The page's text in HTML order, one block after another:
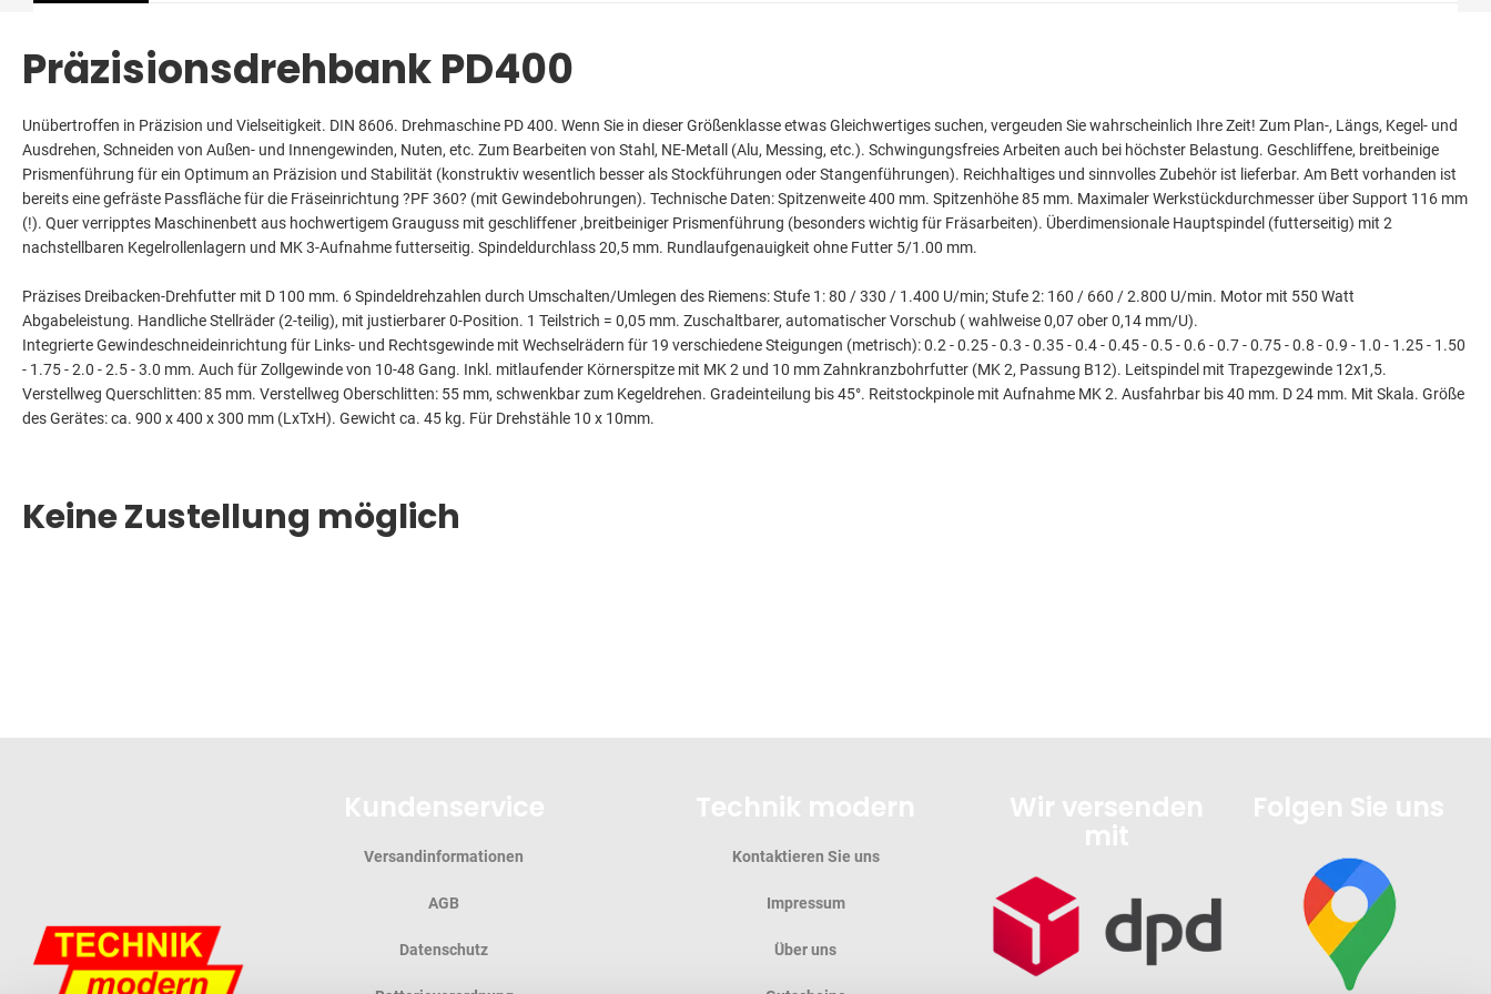
Zurück
Präzisionsdrehbank PD400
Unübertroffen in Präzision und Vielseitigkeit. DIN 8606. Drehmaschine PD 400. Wenn Sie in dieser Größenklasse etwas Gleichwertiges suchen, vergeuden Sie wahrscheinlich Ihre Zeit! Zum Plan-, Längs, Kegel- und
Ausdrehen, Schneiden von Außen- und Innengewinden, Nuten, etc. Zum Bearbeiten von Stahl, NE-Metall (Alu, Messing, etc.). Schwingungsfreies Arbeiten auch bei höchster Belastung. Geschliffene, breitbeinige
Prismenführung für ein Optimum an Präzision und Stabilität (konstruktiv wesentlich besser als Stockführungen oder Stangenführungen). Reichhaltiges und sinnvolles Zubehör ist lieferbar. Am Bett vorhanden ist
bereits eine gefräste Passfläche für die Fräseinrichtung ?PF 360? (mit Gewindebohrungen). Technische Daten: Spitzenweite 400 mm. Spitzenhöhe 85 mm. Maximaler Werkstückdurchmesser über Support 116 mm
(!). Quer verripptes Maschinenbett aus hochwertigem Grauguss mit geschliffener ,breitbeiniger Prismenführung (besonders wichtig für Fräsarbeiten). Überdimensionale Hauptspindel (futterseitig) mit 2
nachstellbaren Kegelrollenlagern und MK 3-Aufnahme futterseitig. Spindeldurchlass 20,5 mm. Rundlaufgenauigkeit ohne Futter 5/1.00 mm.
Präzises Dreibacken-Drehfutter mit D 100 mm. 6 Spindeldrehzahlen durch Umschalten/Umlegen des Riemens: Stufe 1: 80 / 330 / 1.400 U/min; Stufe 2: 160 / 660 / 2.800 U/min. Motor mit 550 Watt
Abgabeleistung. Handliche Stellräder (2-teilig), mit justierbarer 0-Position. 1 Teilstrich = 0,05 mm. Zuschaltbarer, automatischer Vorschub ( wahlweise 0,07 ober 0,14 mm/U).
Integrierte Gewindeschneideinrichtung für Links- und Rechtsgewinde mit Wechselrädern für 19 verschiedene Steigungen (metrisch): 0.2 - 0.25 - 0.3 - 0.35 - 0.4 - 0.45 - 0.5 - 0.6 - 0.7 - 0.75 - 0.8 - 0.9 - 1.0 - 1.25 - 1.50
- 1.75 - 2.0 - 2.5 - 3.0 mm. Auch für Zollgewinde von 10-48 Gang. Inkl. mitlaufender Körnerspitze mit MK 2 und 10 mm Zahnkranzbohrfutter (MK 2, Passung B12). Leitspindel mit Trapezgewinde 12x1,5.
Verstellweg Querschlitten: 85 mm. Verstellweg Oberschlitten: 55 mm, schwenkbar zum Kegeldrehen. Gradeinteilung bis 45°. Reitstockpinole mit Aufnahme MK 2. Ausfahrbar bis 40 mm. D 24 mm. Mit Skala. Größe
des Gerätes: ca. 900 x 400 x 300 mm (LxTxH). Gewicht ca. 45 kg. Für Drehstähle 10 x 10mm.
Keine Zustellung möglich
Versandinformationen
AGB
Datenschutz
Kontaktieren Sie uns
Impressum
Über uns